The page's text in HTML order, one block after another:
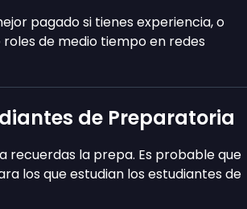
pagado si tienes experiencia, o
de medio tiempo en redes
de Preparatoria
recuerdas la prepa. Es probable que
los que estudian los estudiantes de